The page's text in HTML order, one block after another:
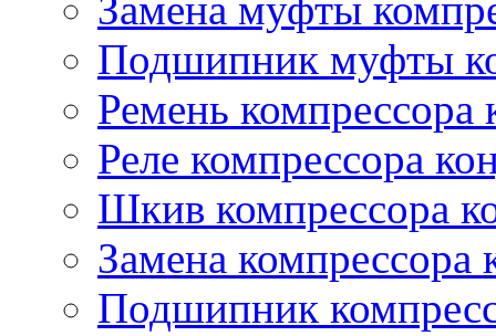
Замена муфты
Подшипник муфты
Ремень компрессора
Реле компрессора
Шкив компрессора
Замена компрессора
Подшипник